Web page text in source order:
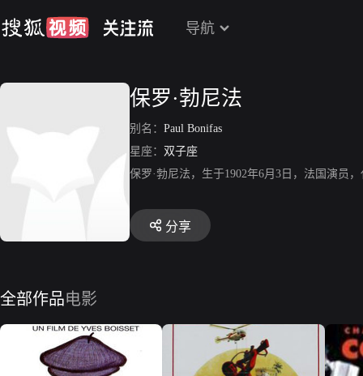
导航
保罗·勃尼法
别名： Paul Bonifas
星座： 双子座
保罗·勃尼法，生于1902年6月3日，法国演员
分享
全部作品电影